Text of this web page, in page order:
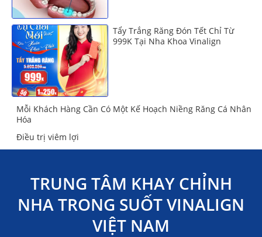
Tẩy Trắng Răng Đón Tết Chỉ Từ
999K Tại Nha Khoa Vinalign
Mỗi Khách Hàng Cần Có Một Kế Hoạch Niềng Răng Cá Nhân
Hóa
Điều trị viêm lợi
TRUNG TÂM KHAY CHỈNH
NHA TRONG SUỐT VINALIGN
VIỆT NAM